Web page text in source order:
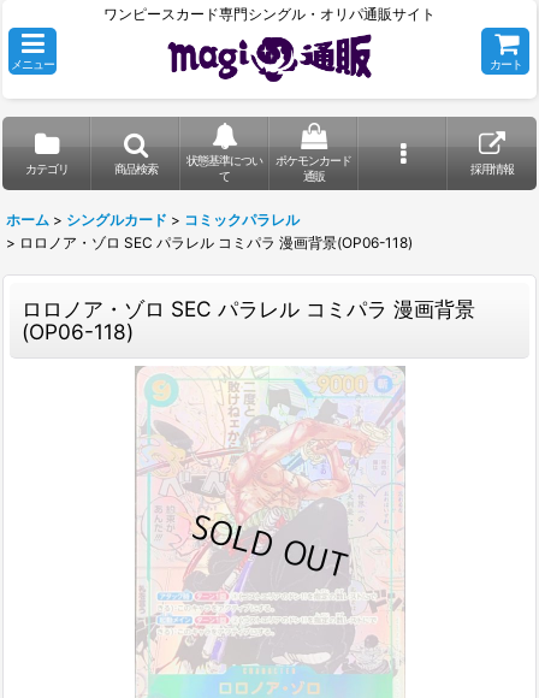
ワンピースカード専門シングル・オリパ通販サイト
メニュー カート
カテゴリ 商品検索
状態基準につい
て
ポケモンカード
通販
採用情報
ホーム > シングルカード > コミックパラレル
> ロロノア・ゾロ SEC パラレル コミパラ 漫画背景(OP06-118)
ロロノア・ゾロ SEC パラレル コミパラ 漫画背景
(OP06-118)